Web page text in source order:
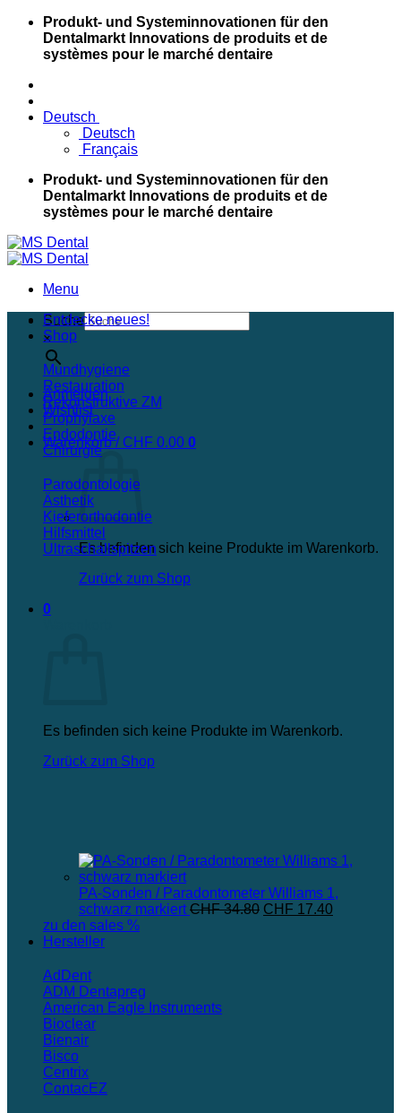
Skip
content
Produkt- und Systeminnovationen für den
Dentalmarkt Innovations de produits et de
systèmes pour le marché dentaire
Deutsch
Deutsch
Français
Produkt- und Systeminnovationen für den
Dentalmarkt Innovations de produits et de
systèmes pour le marché dentaire
Menu
Suche
×
Anmelden
Wishlist
Warenkorb / CHF 0.00 0
Es befinden sich keine Produkte im Warenkorb.
Zurück zum Shop
0
Es befinden sich keine Produkte im Warenkorb.
Zurück zum Shop
Entdecke neues!
Shop
Mundhygiene
Restauration
Rekonstruktive ZM
Prophylaxe
Endodontie
Chirurgie
Parodontologie
Ästhetik
Kieferorthodontie
Hilfsmittel
Ultraschallspitzen
PA-Sonden / Paradontometer Williams 1,
schwarz markiert CHF34.80 Ursprünglicher
CHF 17.40Aktueller
zu den sales %
Hersteller
AdDent
ADM Dentapreg
American Eagle Instruments
Bioclear
Bienair
Bisco
Centrix
ContacEZ